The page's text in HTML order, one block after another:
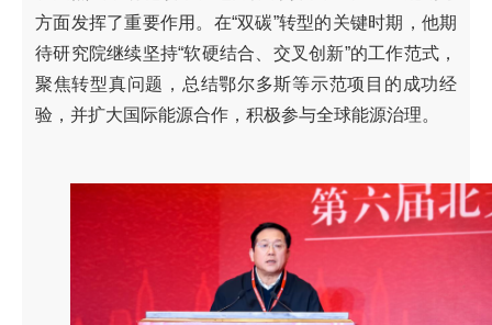
方面发挥了重要作用。在“双碳”转型的关键时期，他期
待研究院继续坚持“软硬结合、交叉创新”的工作范式，
聚焦转型真问题，总结鄂尔多斯等示范项目的成功经
验，并扩大国际能源合作，积极参与全球能源治理。